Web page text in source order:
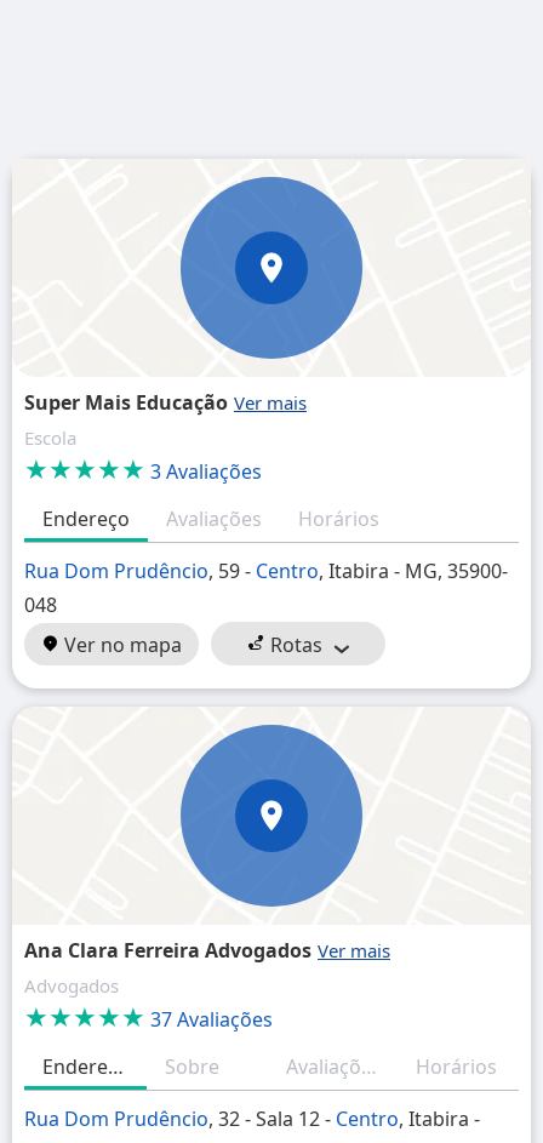
Super Mais Educação
Escola
★★★★★ 3 Avaliações
Endereço
Avaliações
Horários
Rua Dom Prudêncio, 59 - Centro, Itabira - MG, 35900-
048
Ver no mapa
Rotas
Ana Clara Ferreira Advogados
Advogados
★★★★★ 37 Avaliações
Endereço
Sobre Avaliações
Horários
Rua Dom Prudêncio, 32 - Sala 12 - Centro, Itabira -